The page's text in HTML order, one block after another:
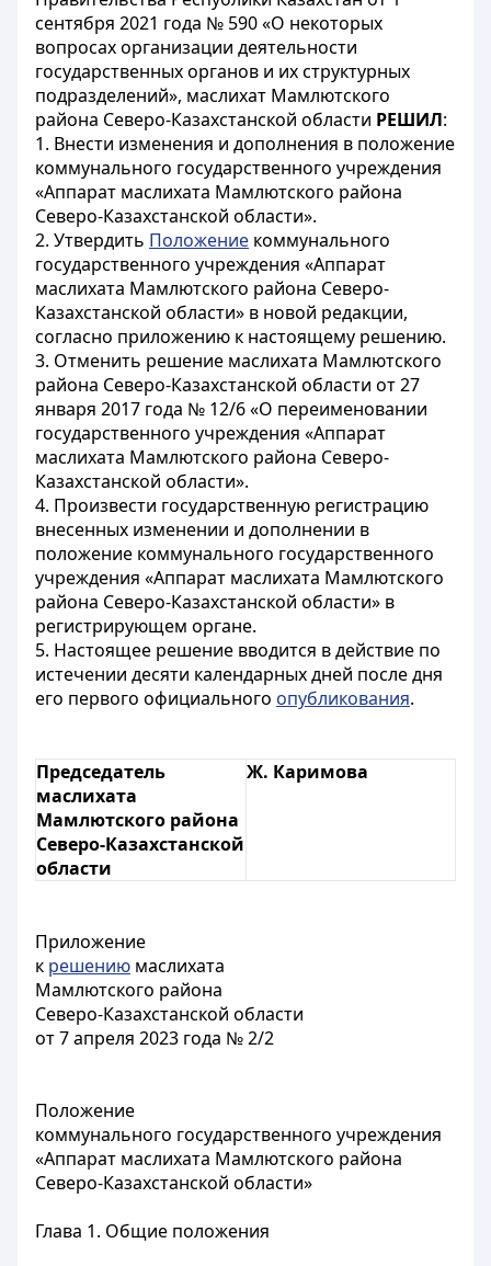
сентября 2021 года № 590 «О некоторых
вопросах организации деятельности
государственных органов и их структурных
подразделений», маслихат Мамлютского
района Северо-Казахстанской области РЕШИЛ:
1. Внести изменения и дополнения в положение
коммунального государственного учреждения
«Аппарат маслихата Мамлютского района
Северо-Казахстанской области».
2. Утвердить Положение коммунального
государственного учреждения «Аппарат
маслихата Мамлютского района Северо-
Казахстанской области» в новой редакции,
согласно приложению к настоящему решению.
3. Отменить решение маслихата Мамлютского
района Северо-Казахстанской области от 27
января 2017 года № 12/6 «О переименовании
государственного учреждения «Аппарат
маслихата Мамлютского района Северо-
Казахстанской области».
4. Произвести государственную регистрацию
внесенных изменении и дополнении в
положение коммунального государственного
учреждения «Аппарат маслихата Мамлютского
района Северо-Казахстанской области» в
регистрирующем органе.
5. Настоящее решение вводится в действие по
истечении десяти календарных дней после дня
его первого официального опубликования.
Председатель
маслихата
Мамлютского района
Северо-Казахстанской
области
Ж. Каримова
Приложение
к решению маслихата
Мамлютского района
Северо-Казахстанской области
от 7 апреля 2023 года № 2/2
Положение
коммунального государственного учреждения
«Аппарат маслихата Мамлютского района
Северо-Казахстанской области»
Глава 1. Общие положения